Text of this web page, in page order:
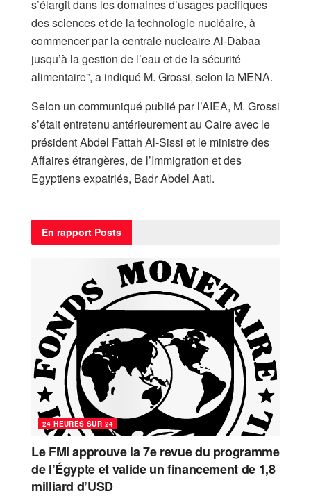
s’élargit dans les domaines d’usages pacifiques
des sciences et de la technologie nucléaire, à
commencer par la centrale nucleaire Al-Dabaa
jusqu’à la gestion de l’eau et de la sécurité
alimentaire”, a indiqué M. Grossi, selon la MENA.
Selon un communiqué publié par l’AIEA, M. Grossi
s’était entretenu antérieurement au Caire avec le
président Abdel Fattah Al-Sissi et le ministre des
Affaires étrangères, de l’Immigration et des
Egyptiens expatriés, Badr Abdel Aati.
En rapport Posts
24 HEURES SUR 24
Le FMI approuve la 7e revue du programme
de l’Égypte et valide un financement de 1,8
milliard d’USD